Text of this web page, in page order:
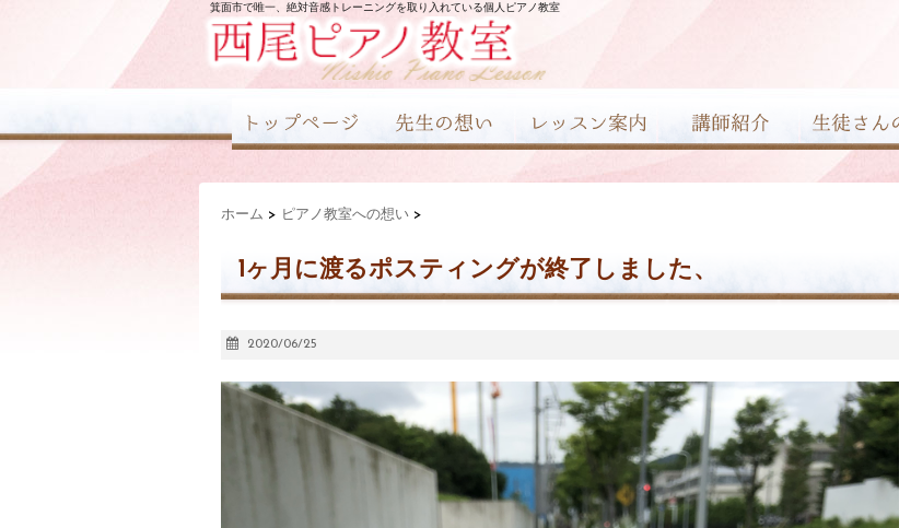
箕面市で唯一、絶対音感トレーニングを取り入れている個人ピアノ教室
ホーム > ピアノ教室への想い >
1ヶ月に渡るポスティングが終了しました、
2020/06/25